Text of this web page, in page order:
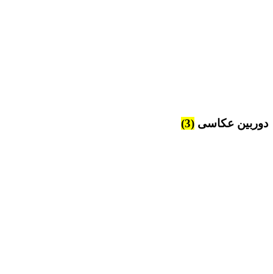
دوربین عکاسی (3)